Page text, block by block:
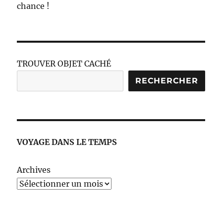
chance !
TROUVER OBJET CACHÉ
RECHERCHER
VOYAGE DANS LE TEMPS
Archives